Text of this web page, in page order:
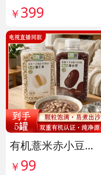
￥ 399
有机薏米赤小豆爆杀组 货号142099
￥ 99